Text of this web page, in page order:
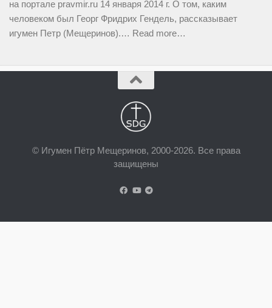
на портале pravmir.ru 14 января 2014 г. О том, каким
человеком был Георг Фридрих Гендель, рассказывает
игумен Петр (Мещеринов).… Read more…
© Игумен Пётр Мещеринов, 2000-2026. Все права
защищены